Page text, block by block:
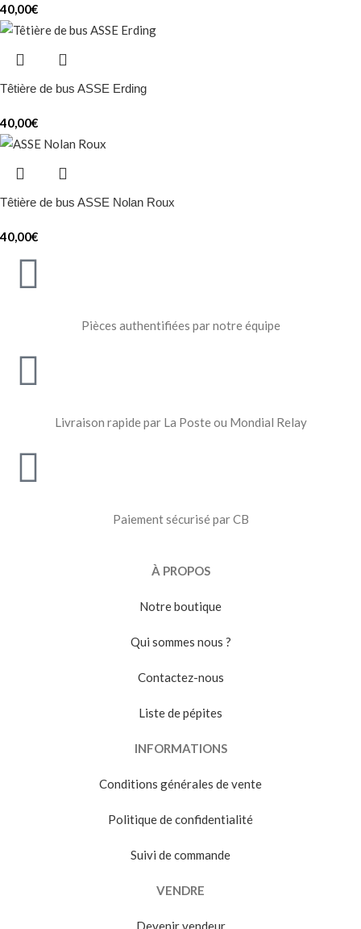
40,00€
Têtière de bus ASSE Erding
40,00€
Têtière de bus ASSE Nolan Roux
40,00€
Pièces authentifiées par notre équipe
Livraison rapide par La Poste ou Mondial Relay
Paiement sécurisé par CB
À PROPOS
Notre boutique
Qui sommes nous ?
Contactez-nous
Liste de pépites
INFORMATIONS
Conditions générales de vente
Politique de confidentialité
Suivi de commande
VENDRE
Devenir vendeur